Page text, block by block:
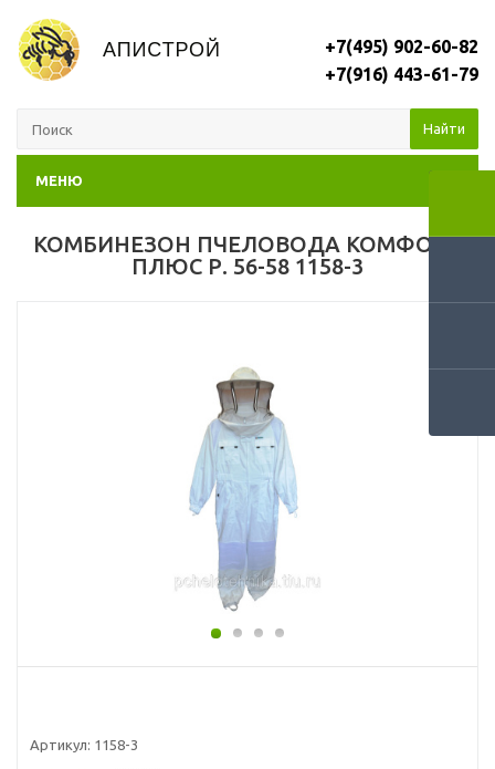
+7(495) 902-60-82
+7(916) 443-61-79
Найти
МЕНЮ
КОМБИНЕЗОН ПЧЕЛОВОДА КОМФОРТ
ПЛЮС Р. 56-58 1158-3
Артикул: 1158-3